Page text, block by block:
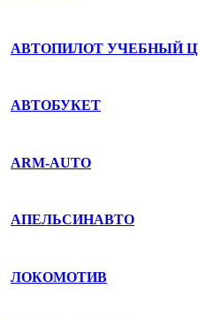
АВТОПИЛОТ УЧЕБНЫЙ
АВТОБУКЕТ
ARM-AUTO
АПЕЛЬСИНАВТО
ЛОКОМОТИВ